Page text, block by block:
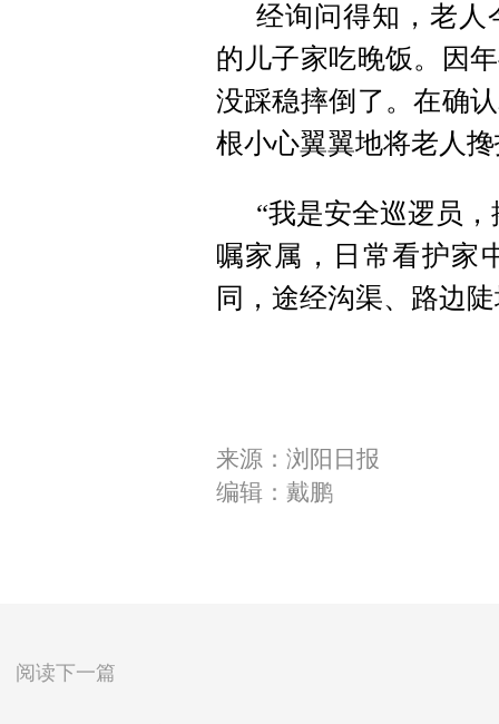
经询问得知，老人
的儿子家吃晚饭。因
没踩稳摔倒了。在确
根小心翼翼地将老人
“我是安全巡逻员
嘱家属，日常看护家
同，途经沟渠、路边
来源：浏阳日报
编辑：戴鹏
阅读下一篇